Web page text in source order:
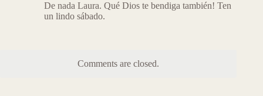
De nada Laura. Qué Dios te bendiga también! Ten
un lindo sábado.
Comments are closed.